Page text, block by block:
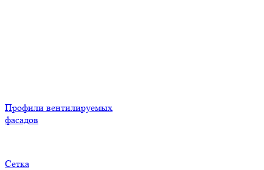
Профили вентилируемых
фасадов
Сетка